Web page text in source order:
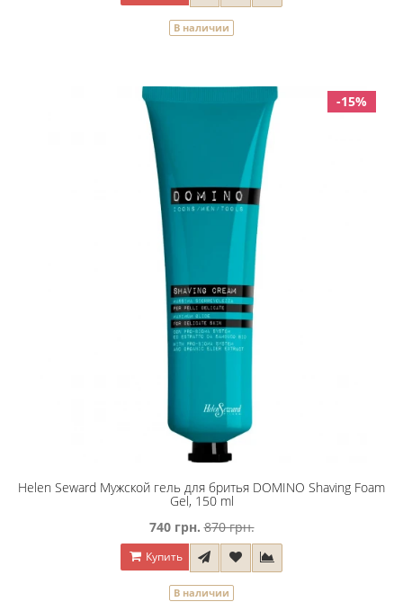
В наличии
-15%
Helen Seward Мужской гель для бритья DOMINO Shaving Foam
Gel, 150 ml
740 грн. 870 грн.
Купить
В наличии